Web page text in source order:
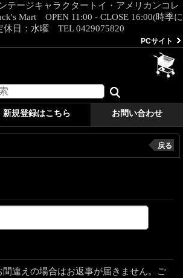
テージキャラクタートイ・アメリカンコレ
Mart OPEN 11:00 - CLOSE 16:00(時季に
休日：水曜 TEL 0429075820
PCサイト
新規登録はこちら お問い合わせ
戻る
間違えの場合はお返事が届きません。ご